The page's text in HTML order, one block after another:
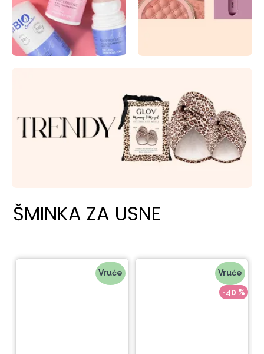
ŠMINKA ZA USNE
Vruće Vruće
-40 %